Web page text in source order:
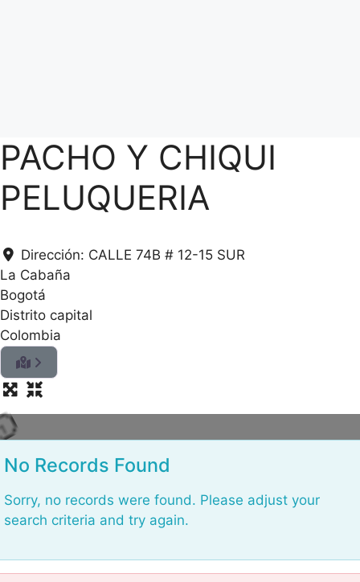
PACHO Y CHIQUI
PELUQUERIA
Dirección: CALLE 74B # 12-15 SUR
La Cabaña
Bogotá
Distrito capital
Colombia
o
No Records Found
Sorry, no records were found. Please adjust your
search criteria and try again.